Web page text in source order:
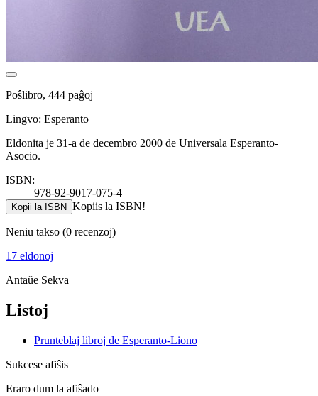
Poŝlibro, 444 paĝoj
Lingvo: Esperanto
Eldonita je 31-a de decembro 2000 de Universala Esperanto-
Asocio.
ISBN:
978-92-9017-075-4
Kopii la ISBN Kopiis la ISBN!
Neniu takso (0 recenzoj)
17 eldonoj
Antaŭe Sekva
Listoj
Prunteblaj libroj de Esperanto-Liono
Sukcese afiŝis
Eraro dum la afiŝado